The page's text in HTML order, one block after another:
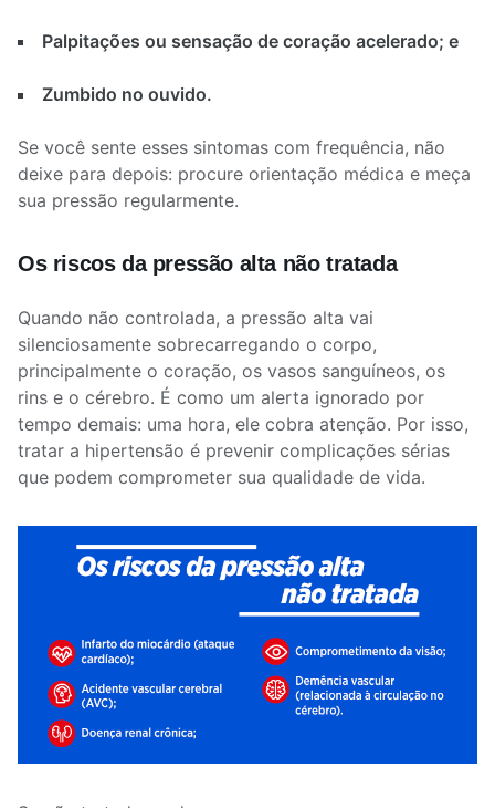
Palpitações ou sensação de coração acelerado; e
Zumbido no ouvido.
Se você sente esses sintomas com frequência, não
deixe para depois: procure orientação médica e meça
sua pressão regularmente.
Os riscos da pressão alta não tratada
Quando não controlada, a pressão alta vai
silenciosamente sobrecarregando o corpo,
principalmente o coração, os vasos sanguíneos, os
rins e o cérebro. É como um alerta ignorado por
tempo demais: uma hora, ele cobra atenção. Por isso,
tratar a hipertensão é prevenir complicações sérias
que podem comprometer sua qualidade de vida.